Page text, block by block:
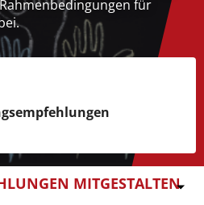
für
MITGESTALTEN